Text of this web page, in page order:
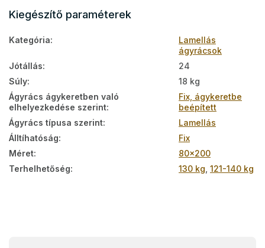
Kiegészítő paraméterek
Kategória:
Lamellás
ágyrácsok
Jótállás:
24
Súly:
18 kg
Ágyrács ágykeretben való
elhelyezkedése szerint:
Fix, ágykeretbe
beépített
Ágyrács típusa szerint:
Lamellás
Álltíhatóság:
Fix
Méret:
80x200
Terhelhetőség: 130 kg 121-140 kg